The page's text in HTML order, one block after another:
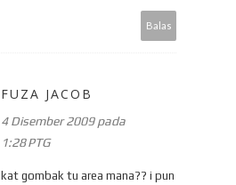
Balas
FUZA JACOB
4 Disember 2009 pada
1:28 PTG
kat gombak tu area mana?? i pun